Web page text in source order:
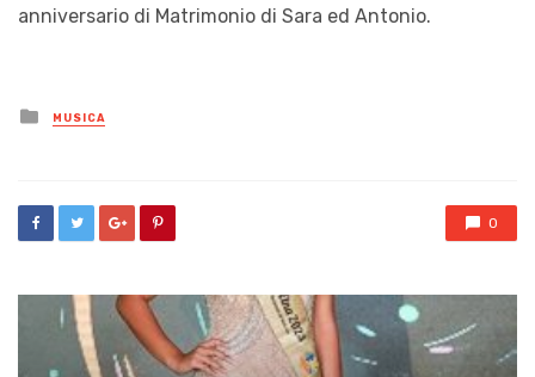
anniversario di Matrimonio di Sara ed Antonio.
Posted
in
MUSICA
0